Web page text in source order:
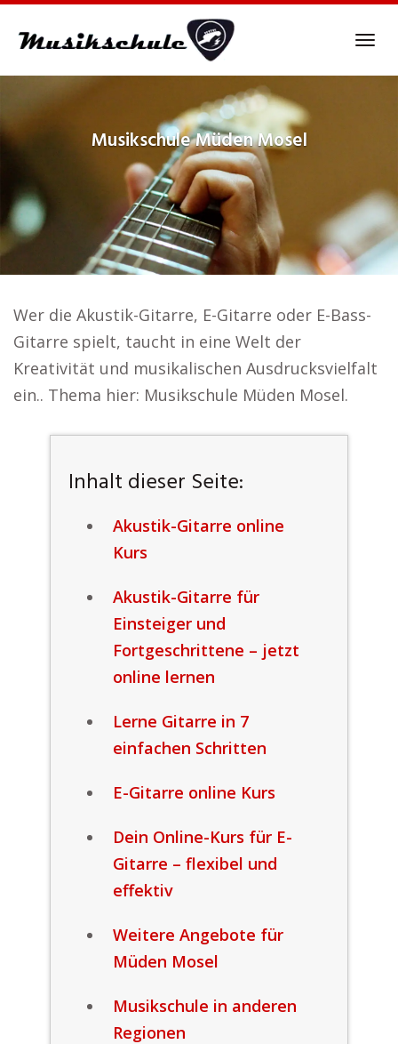
MusikschuleMüden Mosel
Wer die Akustik-Gitarre, E-Gitarre oder E-Bass-
Gitarre spielt, taucht in eine Welt der
Kreativität und musikalischen Ausdrucksvielfalt
ein.. Thema hier: Musikschule Müden Mosel.
Inhalt dieser Seite:
Akustik-Gitarre online
Kurs
Akustik-Gitarre für
Einsteiger und
Fortgeschrittene – jetzt
online lernen
Lerne Gitarre in 7
einfachen Schritten
E-Gitarre online Kurs
Dein Online-Kurs für E-
Gitarre – flexibel und
effektiv
Weitere Angebote für
Müden Mosel
Musikschule in anderen
Regionen